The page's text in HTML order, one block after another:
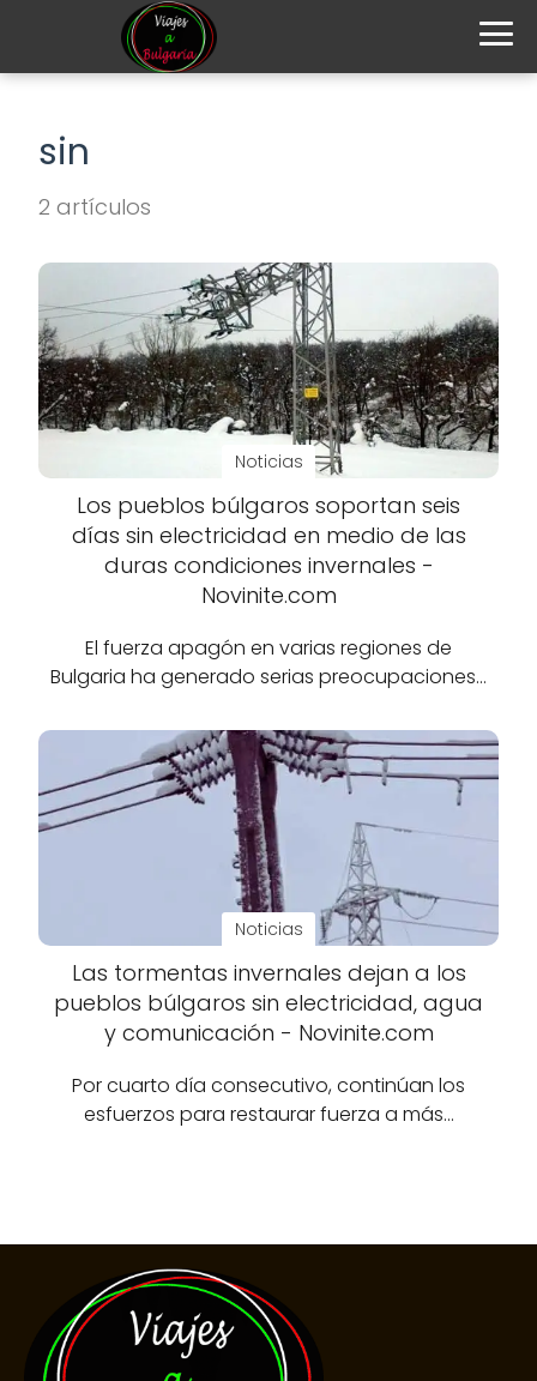
sin
2 artículos
Noticias
Los pueblos búlgaros soportan seis
días sin electricidad en medio de las
duras condiciones invernales -
Novinite.com
El fuerza apagón en varias regiones de
Bulgaria ha generado serias preocupaciones…
Noticias
Las tormentas invernales dejan a los
pueblos búlgaros sin electricidad, agua
y comunicación - Novinite.com
Por cuarto día consecutivo, continúan los
esfuerzos para restaurar fuerza a más…